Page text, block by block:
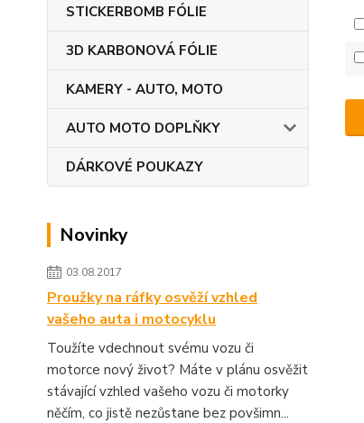
STICKERBOMB FÓLIE
3D KARBONOVÁ FÓLIE
KAMERY - AUTO, MOTO
AUTO MOTO DOPLŇKY
DÁRKOVÉ POUKAZY
Novinky
03.08.2017
Proužky na ráfky osvěží vzhled
vašeho auta i motocyklu
Toužíte vdechnout svému vozu či
motorce nový život? Máte v plánu osvěžit
stávající vzhled vašeho vozu či motorky
něčím, co jistě nezůstane bez povšimn...